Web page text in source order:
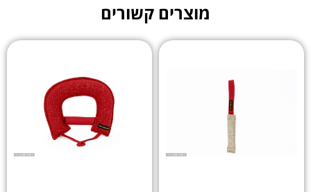
מוצרים קשורים